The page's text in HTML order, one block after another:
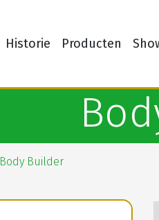
Historie Producten
Body Builder